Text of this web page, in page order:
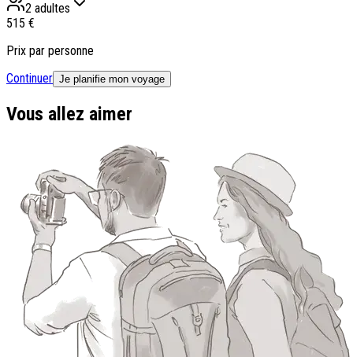
2 adultes
515 €
Prix par personne
Continuer Je planifie mon voyage
Vous allez aimer